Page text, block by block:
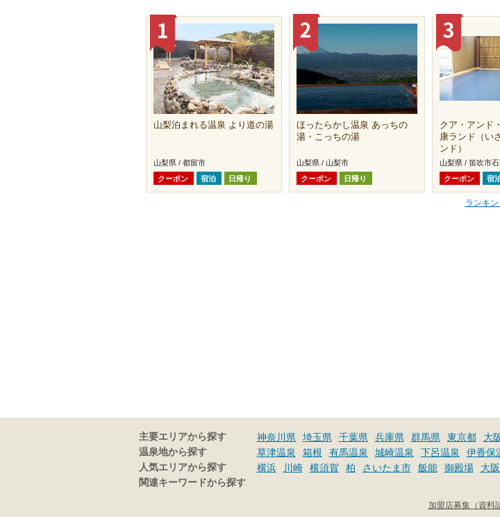
山梨泊まれる温泉 より道の湯
山梨県 / 都留市
クーポン
宿泊 日帰り
ほったらかし温泉 あっちの
湯・こっちの湯
山梨県 / 山梨市
クーポン
日帰り
クア・アンド
康ランド（い
ンド）
山梨県 / 笛吹市
クーポン
宿
ランキ
主要エリアから探す 神奈川県 埼玉県 千葉県 兵庫県 群馬県 東京都 大
温泉地から探す 草津温泉 箱根 有馬温泉 城崎温泉 下呂温泉 伊香保
人気エリアから探す 横浜 川崎 横須賀 柏 さいたま市 飯能 御殿場 大
関連キーワードから探す
加盟店募集（資料